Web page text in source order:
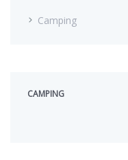
Camping
CAMPING